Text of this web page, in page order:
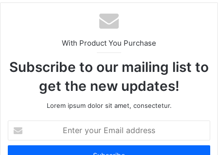
With Product You Purchase
Subscribe to our mailing list to
get the new updates!
Lorem ipsum dolor sit amet, consectetur.
your
Email